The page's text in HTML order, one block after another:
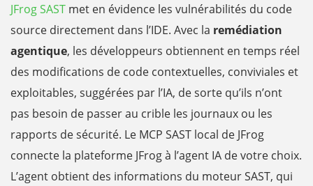
JFrog SAST met en évidence les vulnérabilités du code
source directement dans l’IDE. Avec la remédiation
agentique, les développeurs obtiennent en temps réel
des modifications de code contextuelles, conviviales et
exploitables, suggérées par l’IA, de sorte qu’ils n’ont
pas besoin de passer au crible les journaux ou les
rapports de sécurité. Le MCP SAST local de JFrog
connecte la plateforme JFrog à l’agent IA de votre choix.
L’agent obtient des informations du moteur SAST, qui